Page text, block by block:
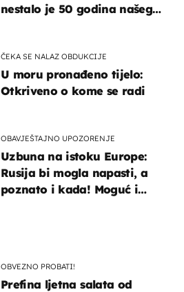
nestalo je 50 godina našeg
ČEKA SE NALAZ OBDUKCIJE
U moru pronađeno tijelo:
Otkriveno o kome se radi
OBAVJEŠTAJNO UPOZORENJE
Uzbuna na istoku Europe:
Rusija bi mogla napasti, a
poznato i kada! Moguć i
OBVEZNO PROBATI!
Prefina ljetna salata od